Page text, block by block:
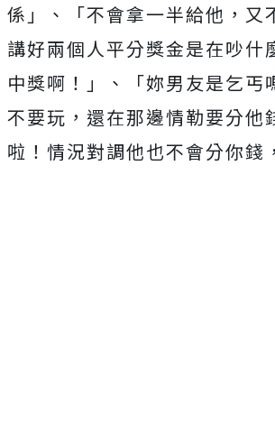
係」、「不會拿一半給他，又
講好兩個人平分獎金是在吵什
中獎啊！」、「妳男友是乞丐
不要玩，還在那邊情勒要分他
啦！情況對調他也不會分你錢